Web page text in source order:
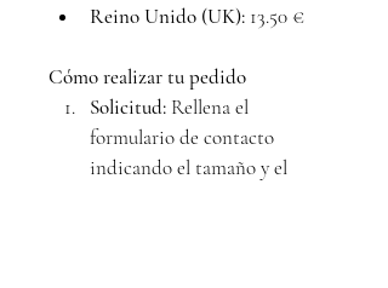
Reino Unido (UK): 13.50 €
Cómo realizar tu pedido
Solicitud: Rellena el
formulario de contacto
indicando el tamaño y el